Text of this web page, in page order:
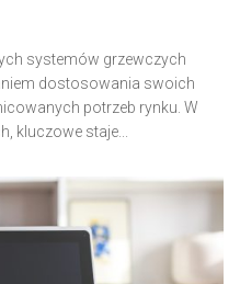
systemów grzewczych
dostosowania swoich
potrzeb rynku. W
kluczowe staje...